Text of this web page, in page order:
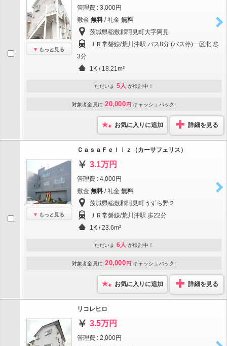
もっと見る
管理費 : 3,000円
敷金 無料 / 礼金 無料
茨城県稲敷郡阿見町大字阿見
ＪＲ常磐線/荒川沖駅 バス8分 (バス停)一区北 歩
3分
1K / 18.21m²
ただいま 5人 が検討中！
対象者全員に 20,000 円 キャッシュバック!
お気に入りに追加 詳細を見る
もっと見る
ＣａｓａＦｅｌｉｚ（カーサフェリス）
3.1万円
管理費 : 4,000円
敷金 無料 / 礼金 無料
茨城県稲敷郡阿見町うずら野２
ＪＲ常磐線/荒川沖駅 歩22分
1K / 23.6m²
ただいま 6人 が検討中！
対象者全員に 20,000 円 キャッシュバック!
お気に入りに追加 詳細を見る
リコレヒロ
3.5万円
管理費 : 2,000円